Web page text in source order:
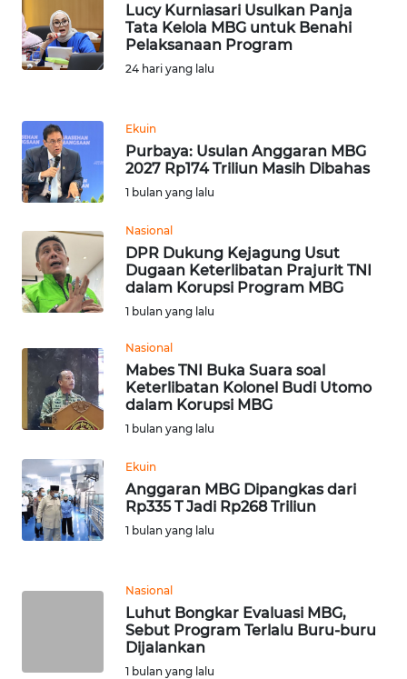
Lucy Kurniasari Usulkan Panja
Tata Kelola MBG untuk Benahi
Pelaksanaan Program
24 hari yang lalu
Ekuin
Purbaya: Usulan Anggaran MBG
2027 Rp174 Triliun Masih Dibahas
1 bulan yang lalu
Nasional
DPR Dukung Kejagung Usut
Dugaan Keterlibatan Prajurit TNI
dalam Korupsi Program MBG
1 bulan yang lalu
Nasional
Mabes TNI Buka Suara soal
Keterlibatan Kolonel Budi Utomo
dalam Korupsi MBG
1 bulan yang lalu
Ekuin
Anggaran MBG Dipangkas dari
Rp335 T Jadi Rp268 Triliun
1 bulan yang lalu
Nasional
Luhut Bongkar Evaluasi MBG,
Sebut Program Terlalu Buru-buru
Dijalankan
1 bulan yang lalu
WN
SUMBAR
WN
BENGKULU
WN
LAMPUNG
WN
JATENG
WN
NUSANTARA
WN
WN
JATIM